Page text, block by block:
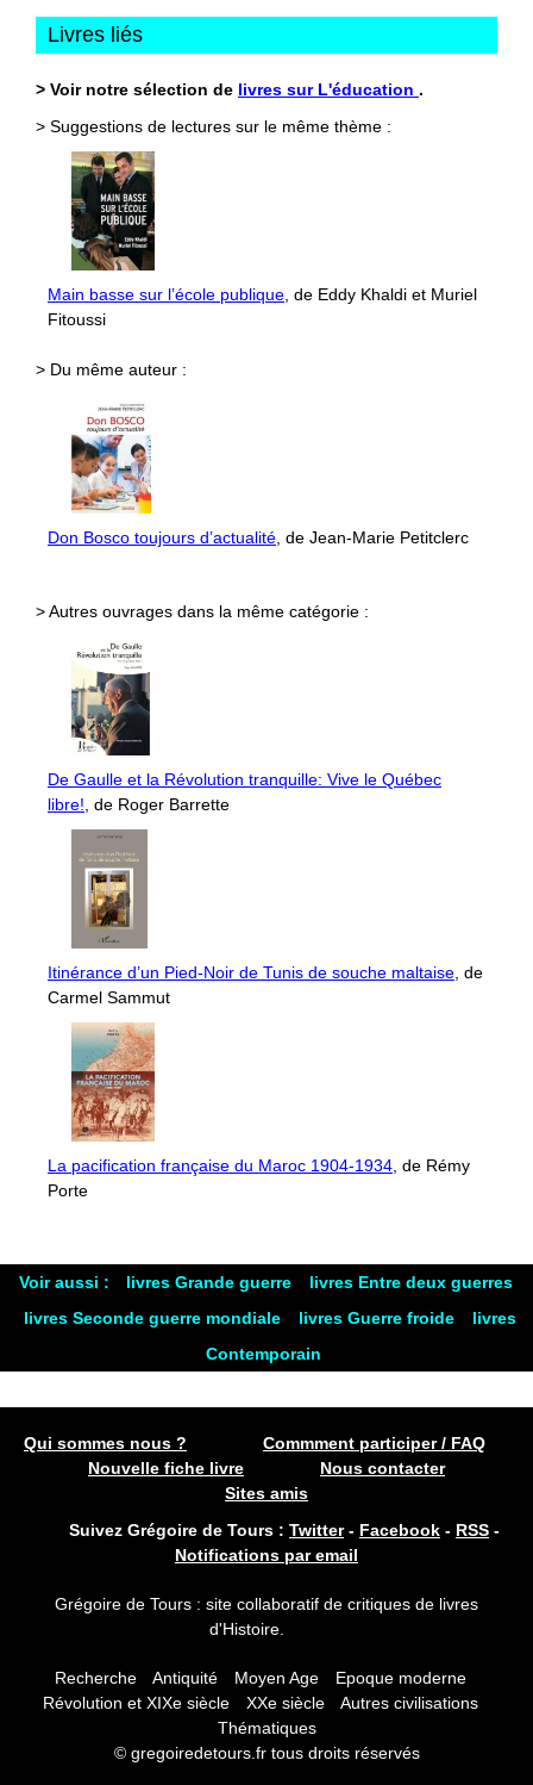
Livres liés
> Voir notre sélection de livres sur L'éducation .
> Suggestions de lectures sur le même thème :
Main basse sur l’école publique , de Eddy Khaldi et Muriel
Fitoussi
> Du même auteur :
Don Bosco toujours d’actualité , de Jean-Marie Petitclerc
> Autres ouvrages dans la même catégorie :
De Gaulle et la Révolution tranquille: Vive le Québec
libre! , de Roger Barrette
Itinérance d’un Pied-Noir de Tunis de souche maltaise , de
Carmel Sammut
La pacification française du Maroc 1904-1934 , de Rémy
Porte
Voir aussi : livres Grande guerre
livres Entre deux guerres
livres Seconde guerre mondiale
livres Guerre froide
livres
Contemporain
Qui sommes nous ?
Commment participer / FAQ
Nouvelle fiche livre
Nous contacter
Sites amis
Suivez Grégoire de Tours : Twitter- Facebook - RSS -
Notifications par email
Grégoire de Tours : site collaboratif de critiques de livres
d'Histoire.
Recherche Antiquité Moyen Age
Epoque moderne
Révolution et XIXe siècle
XXe siècle
Autres civilisations
Thématiques
© gregoiredetours.fr tous droits réservés